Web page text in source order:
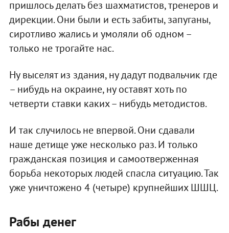
пришлось делать без шахматистов, тренеров и
дирекции. Они были и есть забиты, запуганы,
сиротливо жались и умоляли об одном –
только не трогайте нас.
Ну выселят из здания, ну дадут подвальчик где
– нибудь на окраине, ну оставят хоть по
четверти ставки каких – нибудь методистов.
И так случилось не впервой. Они сдавали
наше детище уже несколько раз. И только
гражданская позиция и самоотверженная
борьба некоторых людей спасла ситуацию. Так
уже уничтожено 4 (четыре) крупнейших ШШЦ.
Рабы денег